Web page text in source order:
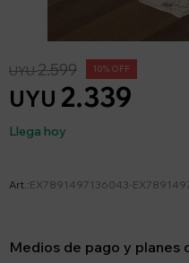
UYU 2.339
UYU2.599 10
Llega hoy
EX7891497136043-
Medios de pago y planes